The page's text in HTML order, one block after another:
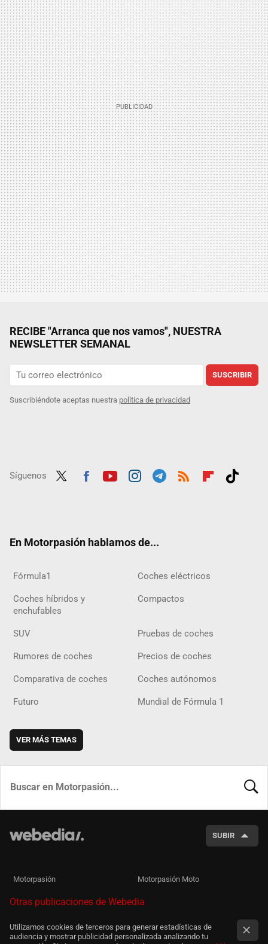
RECIBE "Arranca que nos vamos", NUESTRA
NEWSLETTER SEMANAL
SUSCRIBIR
Suscribiéndote aceptas nuestra política de privacidad
Síguenos
En Motorpasión hablamos de...
Fórmula1 Coches eléctricos
Coches híbridos y
enchufables
Compactos
SUV Pruebas de coches
Rumores de coches Precios de coches
Comparativa de coches Coches autónomos
Futuro Mundial de Fórmula 1
VER MÁS TEMAS
SUBIR
Motorpasión Motorpasión Moto
Otras publicaciones de Webedia
Utilizamos cookies de terceros para generar estadísticas de
audiencia y mostrar publicidad personalizada analizando tu